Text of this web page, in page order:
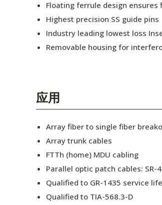
工作机会
活动信息
Floating ferrule design
Highest precision SS guide pins
Industry leading lowest loss
Removable housing for
应用
Array fiber to single fiber
Array trunk cables
FTTh (home) MDU cabling
Parallel optic patch cables: SR-
Qualified to GR-1435 service life
Qualified to TIA-568.3-D